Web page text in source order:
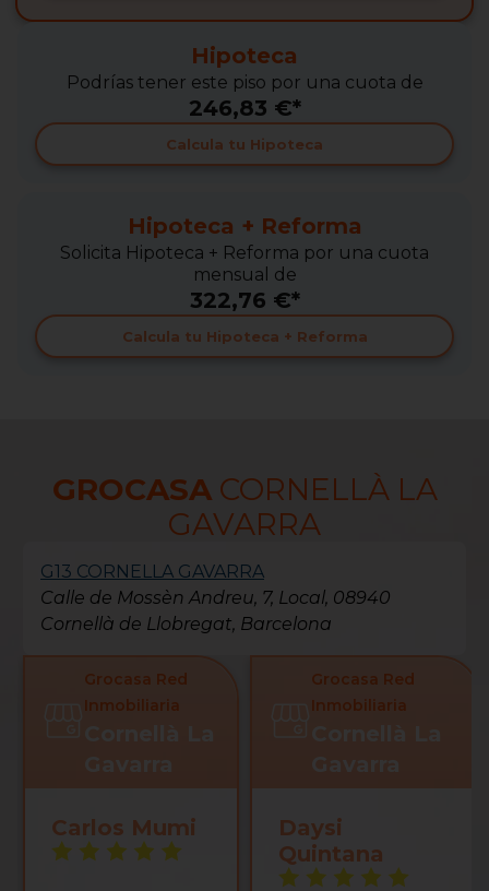
Hipoteca
Podrías tener este piso por una cuota de
246,83 €*
Calcula tu Hipoteca
Hipoteca + Reforma
Solicita Hipoteca + Reforma por una cuota
mensual de
322,76 €*
Calcula tu Hipoteca + Reforma
GROCASA CORNELLÀ LA
GAVARRA
G13 CORNELLA GAVARRA
Calle de Mossèn Andreu, 7, Local, 08940
Cornellà de Llobregat, Barcelona
Grocasa Red
Inmobiliaria
Carlos Mumi
Grocasa Red
Inmobiliaria
Daysi
Quintana